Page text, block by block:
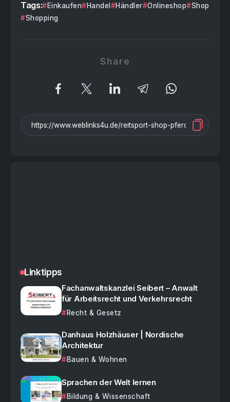
Tags: Einkaufen Handel Händler Onlineshop
Shop
Shopping
Share
Linktipps
Fachanwaltskanzlei Seibert – Anwalt
für Arbeitsrecht und Verkehrsrecht
Recht & Gesetz
Danhaus Holzhäuser | Nordische
Architektur
Bauen & Wohnen
Sprachen der Welt lernen
Bildung & Wissenschaft